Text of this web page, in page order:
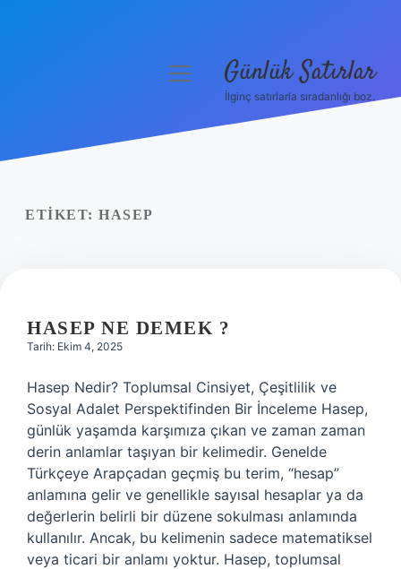
Yasal Uyarı
menüyü Günlük Satırlar
İlginç satırlarla sıradanlığı boz.
ETIKET: HASEP
HASEP NE DEMEK ?
Tarih: Ekim 4, 2025
Hasep Nedir? Toplumsal Cinsiyet, Çeşitlilik ve
Sosyal Adalet Perspektifinden Bir İnceleme Hasep,
günlük yaşamda karşımıza çıkan ve zaman zaman
derin anlamlar taşıyan bir kelimedir. Genelde
Türkçeye Arapçadan geçmiş bu terim, “hesap”
anlamına gelir ve genellikle sayısal hesaplar ya da
değerlerin belirli bir düzene sokulması anlamında
kullanılır. Ancak, bu kelimenin sadece matematiksel
veya ticari bir anlamı yoktur. Hasep, toplumsal